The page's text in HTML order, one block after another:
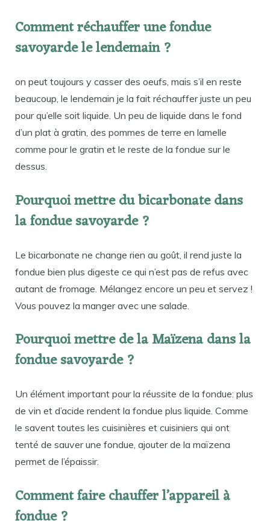
Comment réchauffer une fondue
savoyarde le lendemain ?
on peut toujours y casser des oeufs, mais s’il en reste
beaucoup, le lendemain je la fait réchauffer juste un peu
pour qu’elle soit liquide. Un peu de liquide dans le fond
d’un plat à gratin, des pommes de terre en lamelle
comme pour le gratin et le reste de la fondue sur le
dessus.
Pourquoi mettre du bicarbonate dans
la fondue savoyarde ?
Le bicarbonate ne change rien au goût, il rend juste la
fondue bien plus digeste ce qui n’est pas de refus avec
autant de fromage. Mélangez encore un peu et servez !
Vous pouvez la manger avec une salade.
Pourquoi mettre de la Maïzena dans la
fondue savoyarde ?
Un élément important pour la réussite de la fondue: plus
de vin et d’acide rendent la fondue plus liquide. Comme
le savent toutes les cuisinières et cuisiniers qui ont
tenté de sauver une fondue, ajouter de la maïzena
permet de l’épaissir.
Comment faire chauffer l’appareil à
fondue ?